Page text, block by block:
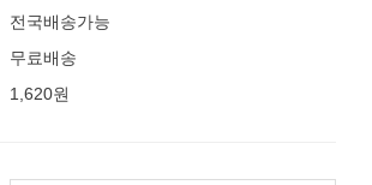
전국배송가능
무료배송
1,620원